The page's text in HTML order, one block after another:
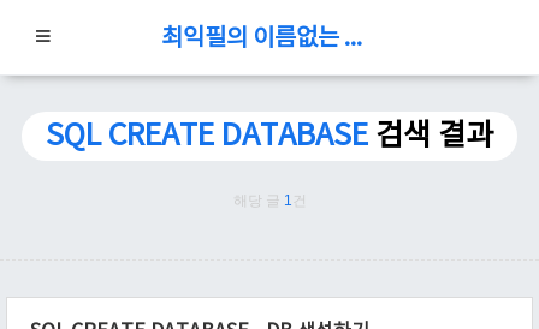
최익필의 이름없는 블로그
SQL CREATE DATABASE 검색 결과
해당 글 1 건